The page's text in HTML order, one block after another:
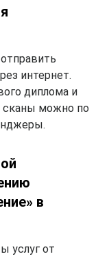
интернет.
диплома и
сканы можно по
в
услуг от